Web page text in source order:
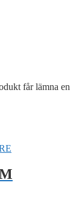
får lämna en